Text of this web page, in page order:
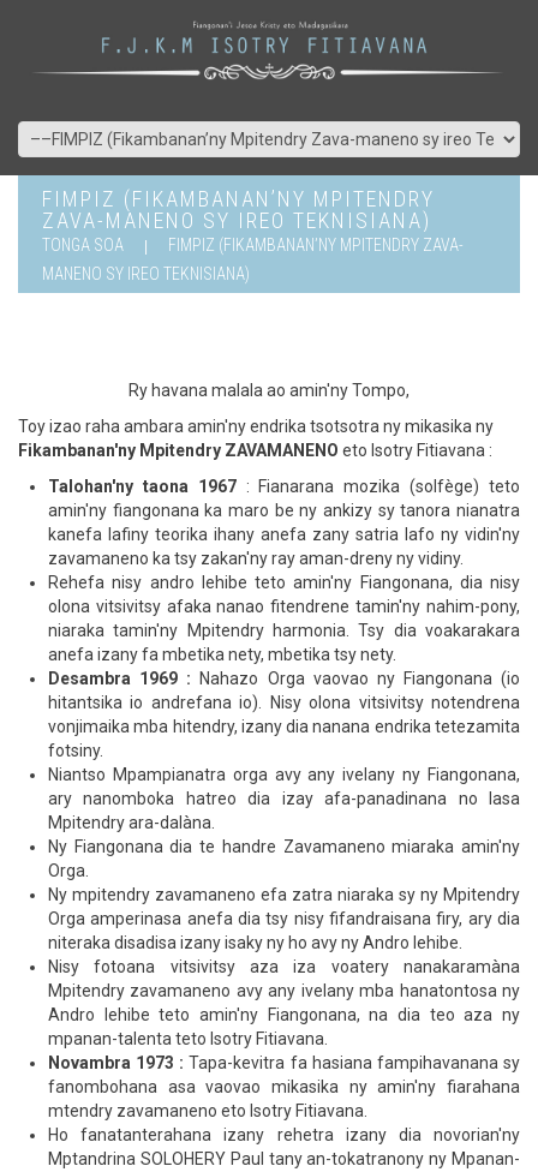
FIMPIZ (FIKAMBANAN’NY MPITENDRY
ZAVA-MANENO SY IREO TEKNISIANA)
TONGA SOA
FIMPIZ (FIKAMBANAN’NY MPITENDRY ZAVA-
MANENO SY IREO TEKNISIANA)
Ry havana malala ao amin'ny Tompo,
Toy izao raha ambara amin'ny endrika tsotsotra ny mikasika ny
Fikambanan'ny Mpitendry ZAVAMANENO eto Isotry Fitiavana :
Talohan'ny taona 1967: Fianarana mozika (solfège) teto
amin'ny fiangonana ka maro be ny ankizy sy tanora nianatra
kanefa lafiny teorika ihany anefa zany satria lafo ny vidin'ny
zavamaneno ka tsy zakan'ny ray aman-dreny ny vidiny.
Rehefa nisy andro lehibe teto amin'ny Fiangonana, dia nisy
olona vitsivitsy afaka nanao fitendrene tamin'ny nahim-pony,
niaraka tamin'ny Mpitendry harmonia. Tsy dia voakarakara
anefa izany fa mbetika nety, mbetika tsy nety.
Desambra 1969 : Nahazo Orga vaovao ny Fiangonana (io
hitantsika io andrefana io). Nisy olona vitsivitsy notendrena
vonjimaika mba hitendry, izany dia nanana endrika tetezamita
fotsiny.
Niantso Mpampianatra orga avy any ivelany ny Fiangonana,
ary nanomboka hatreo dia izay afa-panadinana no lasa
Mpitendry ara-dalàna.
Ny Fiangonana dia te handre Zavamaneno miaraka amin'ny
Orga.
Ny mpitendry zavamaneno efa zatra niaraka sy ny Mpitendry
Orga amperinasa anefa dia tsy nisy fifandraisana firy, ary dia
niteraka disadisa izany isaky ny ho avy ny Andro lehibe.
Nisy fotoana vitsivitsy aza iza voatery nanakaramàna
Mpitendry zavamaneno avy any ivelany mba hanatontosa ny
Andro lehibe teto amin'ny Fiangonana, na dia teo aza ny
mpanan-talenta teto Isotry Fitiavana.
Novambra 1973 : Tapa-kevitra fa hasiana fampihavanana sy
fanombohana asa vaovao mikasika ny amin'ny fiarahana
mtendry zavamaneno eto Isotry Fitiavana.
Ho fanatanterahana izany rehetra izany dia novorian'ny
Mptandrina SOLOHERY Paul tany an-tokatranony ny Mpanan-